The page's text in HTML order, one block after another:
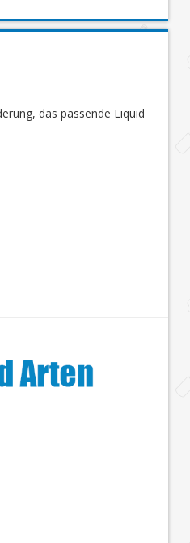
das passende Liquid